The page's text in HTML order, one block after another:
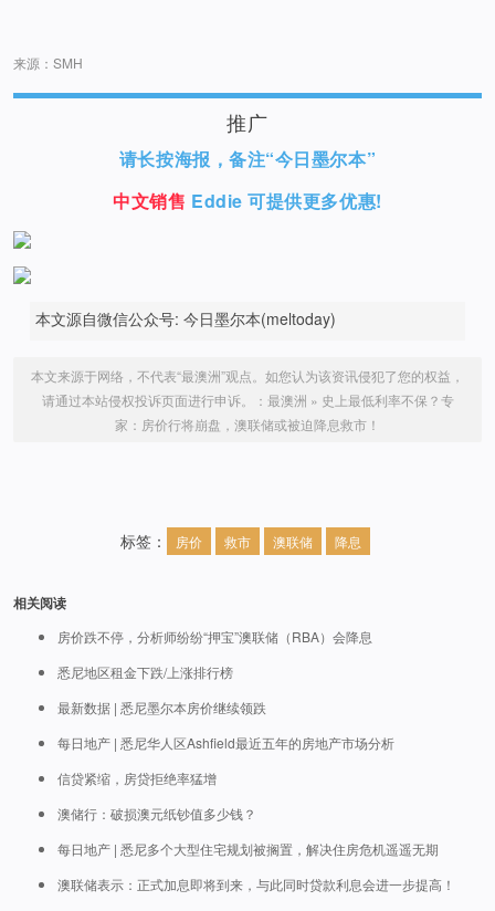
来源：SMH
推广
请长按海报，备注“今日墨尔本”
中文销售 Eddie 可提供更多优惠!
本文源自微信公众号: 今日墨尔本(meltoday)
本文来源于网络，不代表“最澳洲”观点。如您认为该资讯侵犯了您的权益，
请通过本站侵权投诉页面进行申诉。： 最澳洲 » 史上最低利率不保？专
家：房价行将崩盘，澳联储或被迫降息救市！
标签： 房价 救市 澳联储 降息
相关阅读
房价跌不停，分析师纷纷“押宝”澳联储（RBA）会降息
悉尼地区租金下跌/上涨排行榜
最新数据 | 悉尼墨尔本房价继续领跌
每日地产 | 悉尼华人区Ashfield最近五年的房地产市场分析
信贷紧缩，房贷拒绝率猛增
澳储行：破损澳元纸钞值多少钱？
每日地产 | 悉尼多个大型住宅规划被搁置，解决住房危机遥遥无期
澳联储表示：正式加息即将到来，与此同时贷款利息会进一步提高！